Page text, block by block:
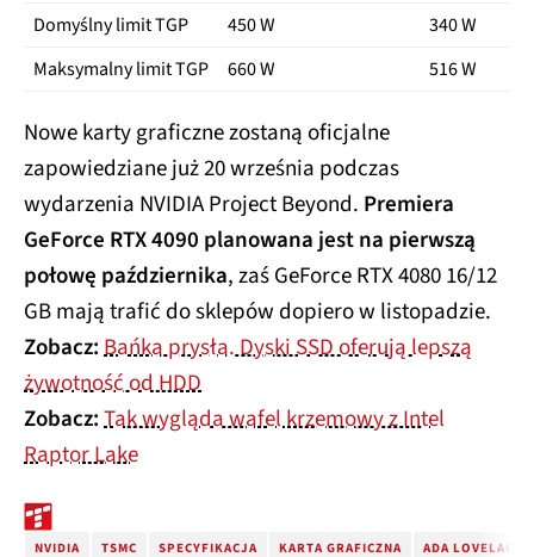
Domyślny limit TGP
450 W
340 W
Maksymalny limit TGP
660 W 516 W
Nowe karty graficzne zostaną oficjalne
zapowiedziane już 20 września podczas
wydarzenia NVIDIA Project Beyond. Premiera
GeForce RTX 4090 planowana jest na pierwszą
połowę października, zaś GeForce RTX 4080 16/12
GB mają trafić do sklepów dopiero w listopadzie.
Zobacz:Bańka prysła. Dyski SSD oferują lepszą
żywotność od HDD
Zobacz:Tak wygląda wafel krzemowy z Intel
Raptor Lake
NVIDIA TSMC SPECYFIKACJA KARTA GRAFICZNA ADA LOVELACE